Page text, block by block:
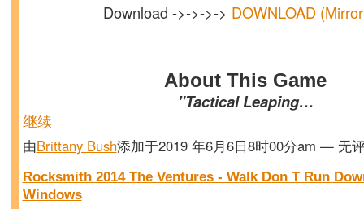
Download ->->->-> DOWNLOAD
About This Game
"Tactical Leaping…
继续
由Brittany Bush添加于2019 年6月6日8时00分am — 无
Rocksmith 2014 The Ventures - Walk Don T Run
Windows